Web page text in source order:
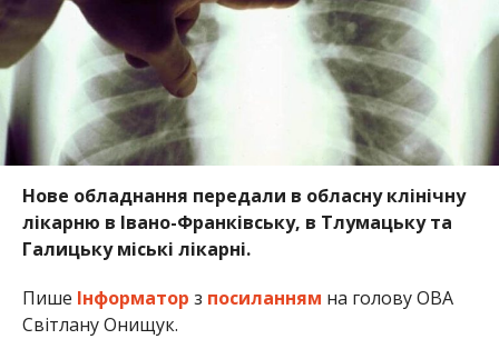
Нове обладнання передали в обласну клінічну
лікарню в Івано-Франківську, в Тлумацьку та
Галицьку міські лікарні.
Пише Інформатор з посиланням на голову ОВА
Світлану Онищук.